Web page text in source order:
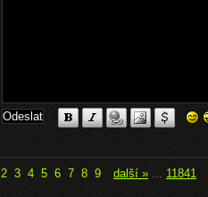
2 3 4 5 6 7 8 9 další » ... 11841